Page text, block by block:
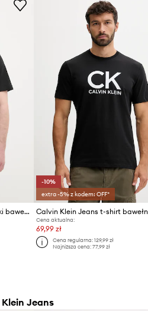
Calvin Klein Jeans T-shirt męski bawełniany
-10%
extra -5% z kodem: OFF*
Calvin Klein Jeans t-shirt
Cena aktualna:
69,99 zł
Cena regularna: 129,99 zł
Najniższa cena: 77,99 zł
Jeans